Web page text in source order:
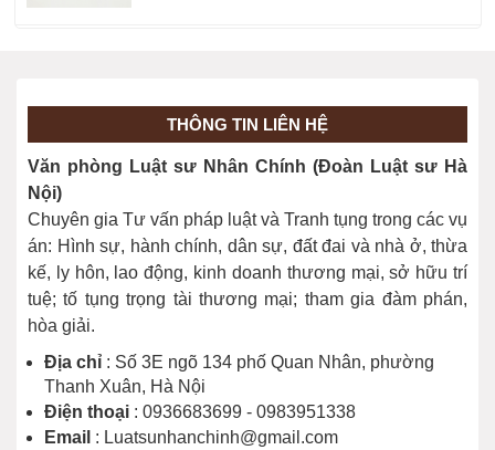
Địa chỉ Thi hành án dân sự thành phố
Đồng Nai
THÔNG TIN LIÊN HỆ
Văn phòng Luật sư Nhân Chính (Đoàn Luật sư Hà
Nội)
Chuyên gia Tư vấn pháp luật và Tranh tụng trong các vụ
án: Hình sự, hành chính, dân sự, đất đai và nhà ở, thừa
kế, ly hôn, lao động, kinh doanh thương mại, sở hữu trí
tuệ; tố tụng trọng tài thương mại; tham gia đàm phán,
hòa giải.
Địa chỉ : Số 3E ngõ 134 phố Quan Nhân, phường
Thanh Xuân, Hà Nội
Điện thoại : 0936683699 - 0983951338
Email : Luatsunhanchinh@gmail.com